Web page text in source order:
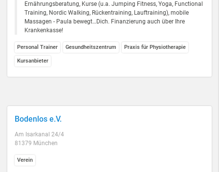
Ernährungsberatung, Kurse (u.a. Jumping Fitness, Yoga, Functional
Training, Nordic Walking, Rückentraining, Lauftraining), mobile
Massagen - Paula bewegt…Dich. Finanzierung auch über Ihre
Krankenkasse!
Personal Trainer Gesundheitszentrum Praxis für Physiotherapie
Kursanbieter
Bodenlos e.V.
Am Isarkanal 24/4
81379 München
Verein